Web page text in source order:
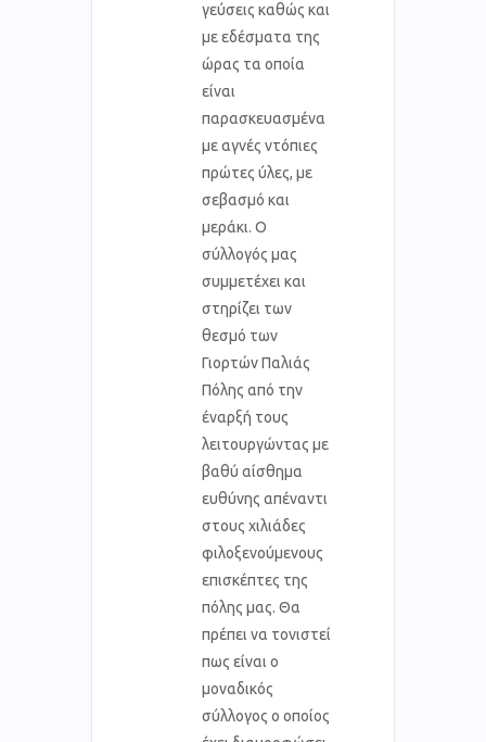
γεύσεις καθώς και
με εδέσματα της
ώρας τα οποία
είναι
παρασκευασμένα
με αγνές ντόπιες
πρώτες ύλες, με
σεβασμό και
μεράκι. Ο
σύλλογός μας
συμμετέχει και
στηρίζει των
θεσμό των
Γιορτών Παλιάς
Πόλης από την
έναρξή τους
λειτουργώντας με
βαθύ αίσθημα
ευθύνης απέναντι
στους χιλιάδες
φιλοξενούμενους
επισκέπτες της
πόλης μας. Θα
πρέπει να τονιστεί
πως είναι ο
μοναδικός
σύλλογος ο οποίος